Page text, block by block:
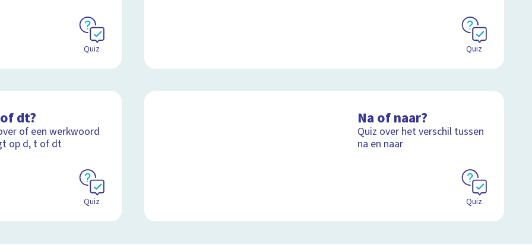
Quiz Quiz
dt?
of een werkwoord
op d, t of dt
Quiz
Na of naar?
Quiz over het verschil tussen
na en naar
Quiz